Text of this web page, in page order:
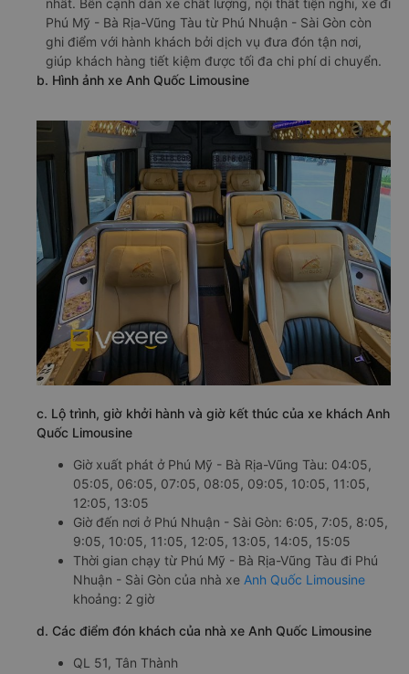
nhất. Bên cạnh dàn xe chất lượng, nội thất tiện nghi, xe đi
Phú Mỹ - Bà Rịa-Vũng Tàu từ Phú Nhuận - Sài Gòn còn
ghi điểm với hành khách bởi dịch vụ đưa đón tận nơi,
giúp khách hàng tiết kiệm được tối đa chi phí di chuyển.
b. Hình ảnh xe Anh Quốc Limousine
c. Lộ trình, giờ khởi hành và giờ kết thúc của xe khách Anh
Quốc Limousine
Giờ xuất phát ở Phú Mỹ - Bà Rịa-Vũng Tàu: 04:05,
05:05, 06:05, 07:05, 08:05, 09:05, 10:05, 11:05,
12:05, 13:05
Giờ đến nơi ở Phú Nhuận - Sài Gòn: 6:05, 7:05, 8:05,
9:05, 10:05, 11:05, 12:05, 13:05, 14:05, 15:05
Thời gian chạy từ Phú Mỹ - Bà Rịa-Vũng Tàu đi Phú
Nhuận - Sài Gòn của nhà xe Anh Quốc Limousine
khoảng: 2 giờ
d. Các điểm đón khách của nhà xe Anh Quốc Limousine
QL 51, Tân Thành